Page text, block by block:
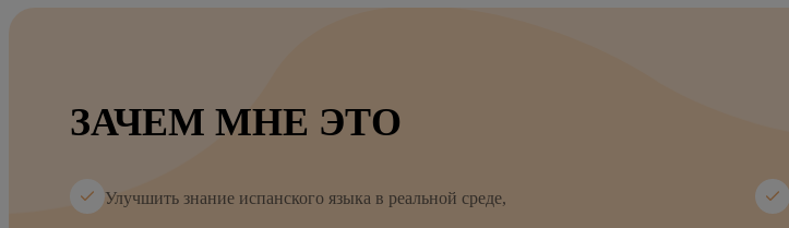
ЗАЧЕМ МНЕ ЭТО
Улучшить знание испанского языка в реальной среде,